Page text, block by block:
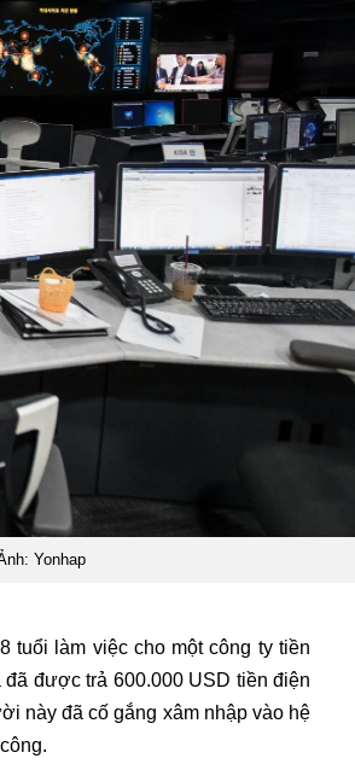
Yonhap
tuổi làm việc cho một công ty tiền
được trả 600.000 USD tiền điện
này đã cố gắng xâm nhập vào hệ